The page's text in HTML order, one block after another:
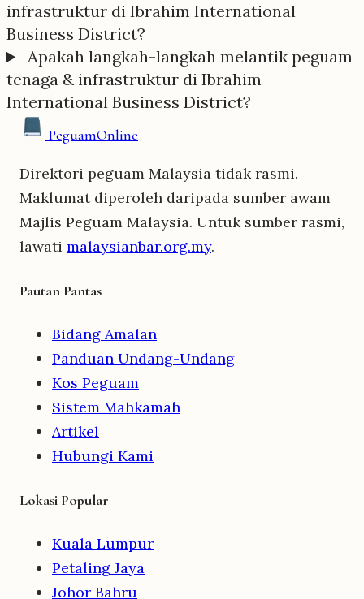
infrastruktur di Ibrahim International
Business District?
Apakah langkah-langkah melantik peguam
tenaga & infrastruktur di Ibrahim
International Business District?
PeguamOnline
Direktori peguam Malaysia tidak rasmi.
Maklumat diperoleh daripada sumber awam
Majlis Peguam Malaysia. Untuk sumber rasmi,
lawati malaysianbar.org.my.
Pautan Pantas
Bidang Amalan
Panduan Undang-Undang
Kos Peguam
Sistem Mahkamah
Artikel
Hubungi Kami
Lokasi Popular
Kuala Lumpur
Petaling Jaya
Johor Bahru